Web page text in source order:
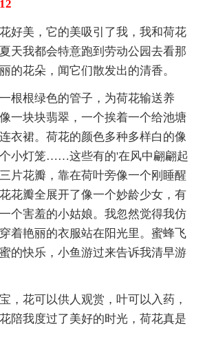
好美，它的美吸引了我，我和荷花
天我都会特意跑到劳动公园去看那
的花朵，闻它们散发出的清香。
根根绿色的管子，为荷花输送养
一块块翡翠，一个挨着一个给池塘
衣裙。荷花的颜色多种多样白的像
小灯笼……这些有的'在风中翩翩起
片花瓣，靠在荷叶旁像一个刚睡醒
花瓣全展开了像一个妙龄少女，有
个害羞的小姑娘。我忽然觉得我仿
着艳丽的衣服站在阳光里。蜜蜂飞
的快乐，小鱼游过来告诉我清早游
，花可以供人观赏，叶可以入药，
陪我度过了美好的时光，荷花真是